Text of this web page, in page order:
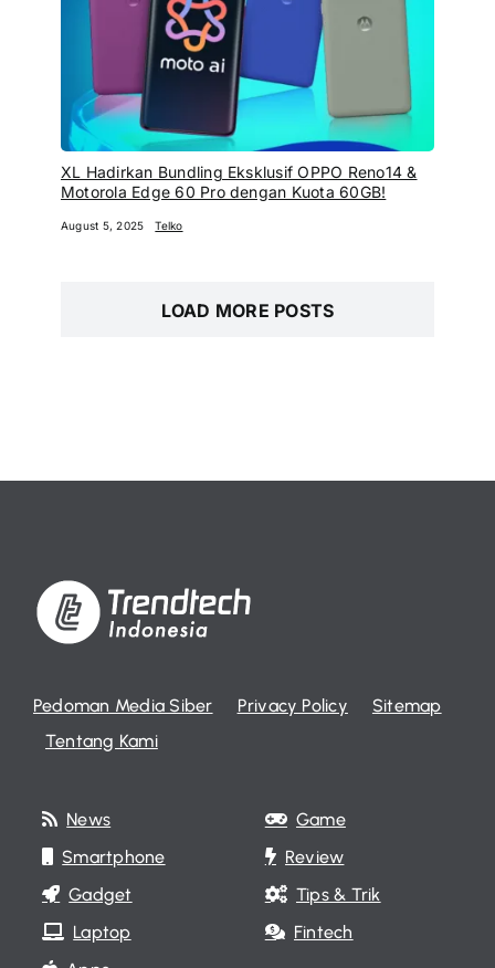
XL Hadirkan Bundling Eksklusif OPPO Reno14 &
Motorola Edge 60 Pro dengan Kuota 60GB!
August 5, 2025 Telko
LOAD MORE POSTS
Pedoman Media Siber Privacy Policy
Sitemap
Tentang Kami
News
Smartphone
Gadget
Laptop
Game
Review
Tips & Trik
Fintech